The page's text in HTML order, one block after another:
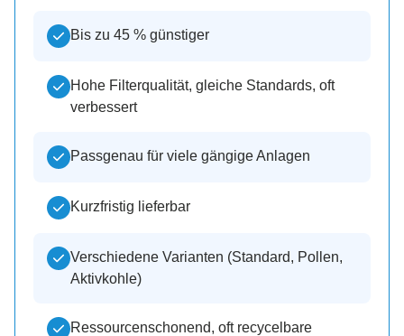
Bis zu 45 % günstiger
Hohe Filterqualität, gleiche Standards, oft
verbessert
Passgenau für viele gängige Anlagen
Kurzfristig lieferbar
Verschiedene Varianten (Standard, Pollen,
Aktivkohle)
Ressourcenschonend, oft recycelbare